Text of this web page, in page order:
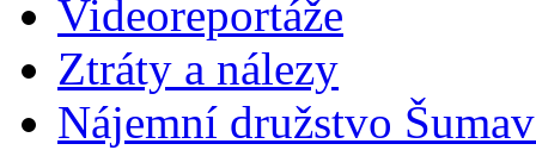
Videoreportáže
Ztráty a nálezy
Nájemní družstvo